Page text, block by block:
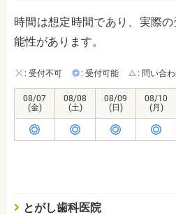
時間は想定時間であり、実際
能性があります。
: 受付不可 : 受付可能 : 問い合
08/07
(金)
08/08
(土)
08/09
(日)
08/10
(月)
とがし歯科医院